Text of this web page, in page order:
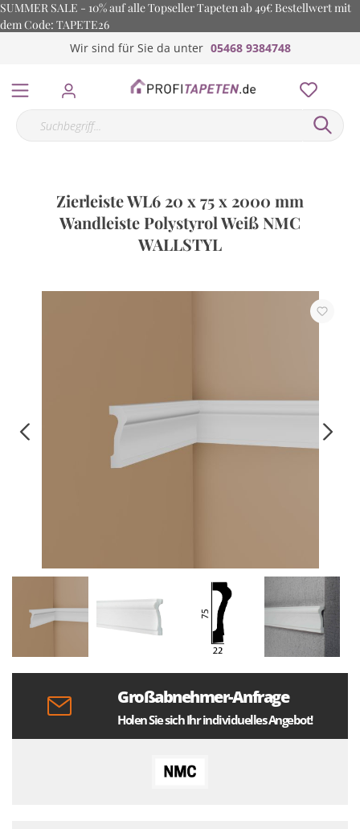
SUMMER SALE - 10% auf alle Topseller Tapeten ab 49€ Bestellwert mit
dem Code: TAPETE26
Wir sind für Sie da unter 05468 9384748
Zierleiste WL6 20 x 75 x 2000 mm
Wandleiste Polystyrol Weiß NMC
WALLSTYL
Großabnehmer-Anfrage
Holen Sie sich Ihr individuelles Angebot!